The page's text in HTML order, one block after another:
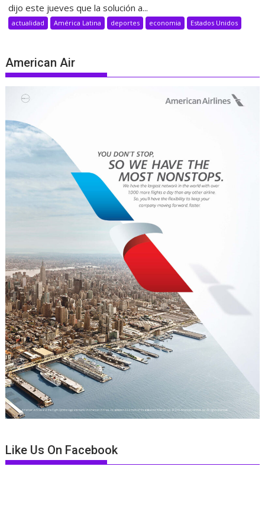
dijo este jueves que la solución a...
actualidad América Latina deportes economia Estados Unidos
American Air
Like Us On Facebook